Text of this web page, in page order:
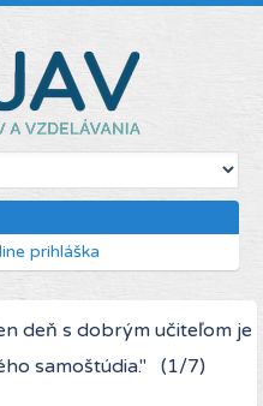
prihláška
deň s dobrým učiteľom je
samoštúdia." (1/7)